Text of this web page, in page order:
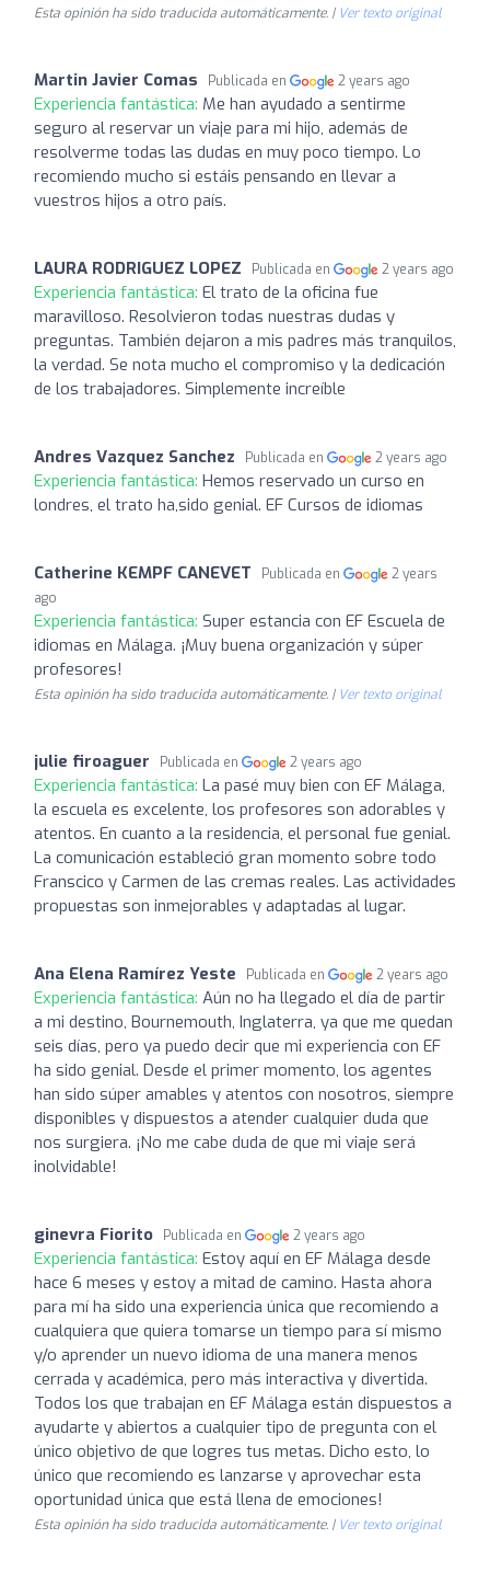
Esta opinión ha sido traducida automáticamente. | Ver texto original
Martin Javier Comas Publicada en 2 years ago
Experiencia fantástica: Me han ayudado a sentirme
seguro al reservar un viaje para mi hijo, además de
resolverme todas las dudas en muy poco tiempo. Lo
recomiendo mucho si estáis pensando en llevar a
vuestros hijos a otro país.
LAURA RODRIGUEZ LOPEZ Publicada en 2 years ago
Experiencia fantástica: El trato de la oficina fue
maravilloso. Resolvieron todas nuestras dudas y
preguntas. También dejaron a mis padres más tranquilos,
la verdad. Se nota mucho el compromiso y la dedicación
de los trabajadores. Simplemente increíble
Andres Vazquez Sanchez Publicada en 2 years ago
Experiencia fantástica: Hemos reservado un curso en
londres, el trato ha,sido genial. EF Cursos de idiomas
Catherine KEMPF CANEVET Publicada en
2 years
ago
Experiencia fantástica: Super estancia con EF Escuela de
idiomas en Málaga. ¡Muy buena organización y súper
profesores!
Esta opinión ha sido traducida automáticamente. | Ver texto original
julie firoaguer Publicada en 2 years ago
Experiencia fantástica: La pasé muy bien con EF Málaga,
la escuela es excelente, los profesores son adorables y
atentos. En cuanto a la residencia, el personal fue genial.
La comunicación estableció gran momento sobre todo
Franscico y Carmen de las cremas reales. Las actividades
propuestas son inmejorables y adaptadas al lugar.
Ana Elena Ramírez Yeste Publicada en 2 years ago
Experiencia fantástica: Aún no ha llegado el día de partir
a mi destino, Bournemouth, Inglaterra, ya que me quedan
seis días, pero ya puedo decir que mi experiencia con EF
ha sido genial. Desde el primer momento, los agentes
han sido súper amables y atentos con nosotros, siempre
disponibles y dispuestos a atender cualquier duda que
nos surgiera. ¡No me cabe duda de que mi viaje será
inolvidable!
ginevra Fiorito Publicada en 2 years ago
Experiencia fantástica: Estoy aquí en EF Málaga desde
hace 6 meses y estoy a mitad de camino. Hasta ahora
para mí ha sido una experiencia única que recomiendo a
cualquiera que quiera tomarse un tiempo para sí mismo
y/o aprender un nuevo idioma de una manera menos
cerrada y académica, pero más interactiva y divertida.
Todos los que trabajan en EF Málaga están dispuestos a
ayudarte y abiertos a cualquier tipo de pregunta con el
único objetivo de que logres tus metas. Dicho esto, lo
único que recomiendo es lanzarse y aprovechar esta
oportunidad única que está llena de emociones!
Esta opinión ha sido traducida automáticamente. | Ver texto original